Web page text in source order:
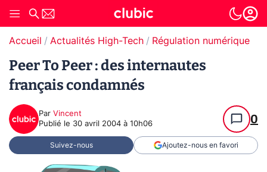
Accueil Actualités High-Tech Régulation numérique
Peer To Peer : des internautes
français condamnés
Par Vincent
Publié le 30 avril 2004 à 10h06 0
Suivez-nous Ajoutez-nous en favori